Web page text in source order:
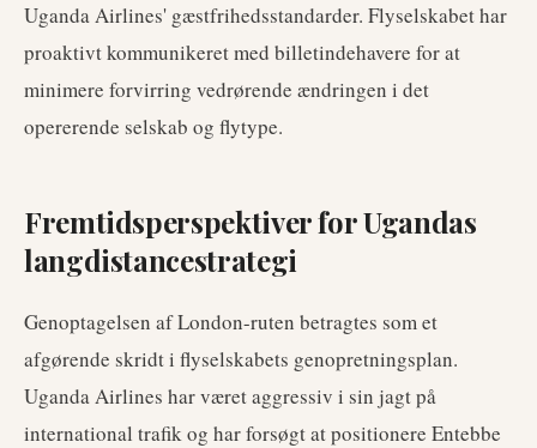
Uganda Airlines' gæstfrihedsstandarder. Flyselskabet har
proaktivt kommunikeret med billetindehavere for at
minimere forvirring vedrørende ændringen i det
opererende selskab og flytype.
Fremtidsperspektiver for Ugandas
langdistancestrategi
Genoptagelsen af London-ruten betragtes som et
afgørende skridt i flyselskabets genopretningsplan.
Uganda Airlines har været aggressiv i sin jagt på
international trafik og har forsøgt at positionere Entebbe